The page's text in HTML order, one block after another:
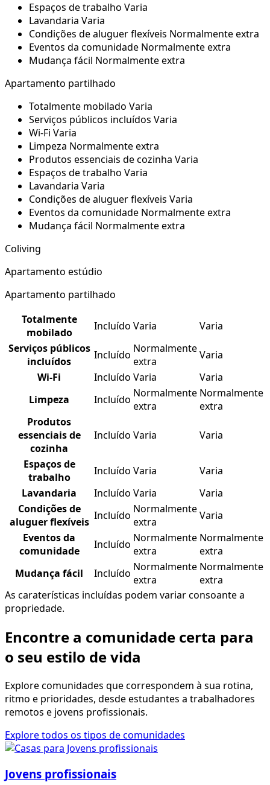
Espaços de trabalho Varia
Lavandaria Varia
Condições de aluguer flexíveis Normalmente extra
Eventos da comunidade Normalmente extra
Mudança fácil Normalmente extra
Apartamento partilhado
Totalmente mobilado Varia
Serviços públicos incluídos Varia
Wi-Fi Varia
Limpeza Normalmente extra
Produtos essenciais de cozinha Varia
Espaços de trabalho Varia
Lavandaria Varia
Condições de aluguer flexíveis Varia
Eventos da comunidade Normalmente extra
Mudança fácil Normalmente extra
Coliving
Apartamento estúdio
Apartamento partilhado
Totalmente
mobilado
Incluído Varia
Varia
Serviços públicos
incluídos
Incluído Normalmente
extra
Varia
Wi-Fi
Incluído Varia
Varia
Limpeza
Incluído Normalmente
extra
Normalmente
extra
Produtos
essenciais de
cozinha
Incluído Varia Varia
Espaços de
trabalho
Incluído Varia
Varia
Lavandaria
Incluído Varia
Varia
Condições de
aluguer flexíveis Incluído Normalmente
extra
Varia
Eventos da
comunidade
Incluído Normalmente
extra
Normalmente
extra
Mudança fácil
Incluído Normalmente
extra
Normalmente
extra
As caraterísticas incluídas podem variar consoante a
propriedade.
Encontre a comunidade certa para
o seu estilo de vida
Explore comunidades que correspondem à sua rotina,
ritmo e prioridades, desde estudantes a trabalhadores
remotos e jovens profissionais.
Explore todos os tipos de comunidades
Jovens profissionais